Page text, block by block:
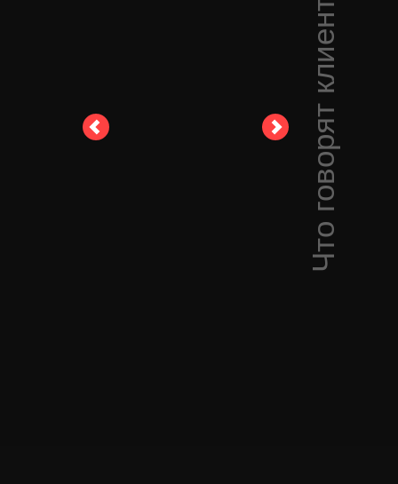
Что говорят клиенты: